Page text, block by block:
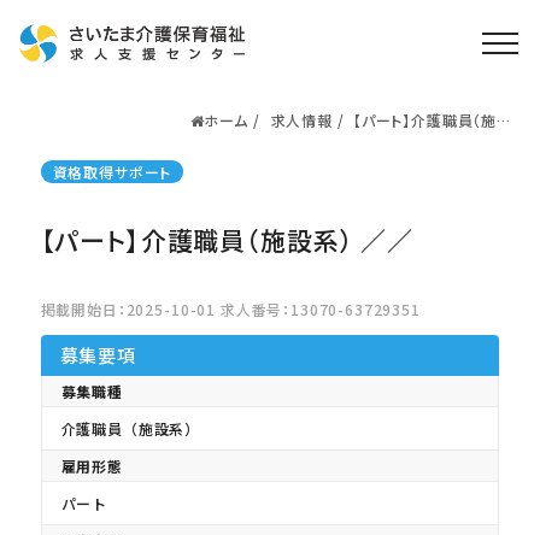
求人検索
資格取得なら
さいたま介護アカデミー
お役立ち情報
ご利用の流れ
よくある質問
ホーム 求人情報
【パート】介護職員（施設
資格取得サポート
【パート】介護職員（施設系） ／／
掲載開始日：2025-10-01 求人番号：13070-63729351
募集要項
募集職種
介護職員（施設系）
雇用形態
パート